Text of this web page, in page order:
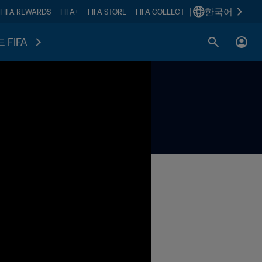
FIFA REWARDS FIFA+ FIFA STORE FIFA COLLECT 한국어
FIFA